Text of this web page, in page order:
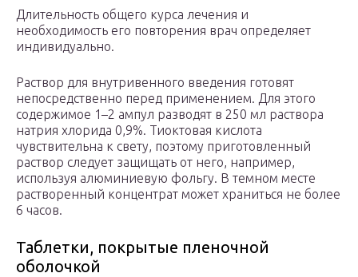
Длительность общего курса лечения и
необходимость его повторения врач определяет
индивидуально.
Раствор для внутривенного введения готовят
непосредственно перед применением. Для этого
содержимое 1–2 ампул разводят в 250 мл раствора
натрия хлорида 0,9%. Тиоктовая кислота
чувствительна к свету, поэтому приготовленный
раствор следует защищать от него, например,
используя алюминиевую фольгу. В темном месте
растворенный концентрат может храниться не более
6 часов.
Таблетки, покрытые пленочной
оболочкой